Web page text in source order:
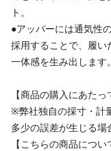
ト。
●アッパーには通気性
採用することで、履
一体感を生み出します。
【商品の購入にあたっ
※弊社独自の採寸・計
多少の誤差が生じる場
【こちらの商品につい